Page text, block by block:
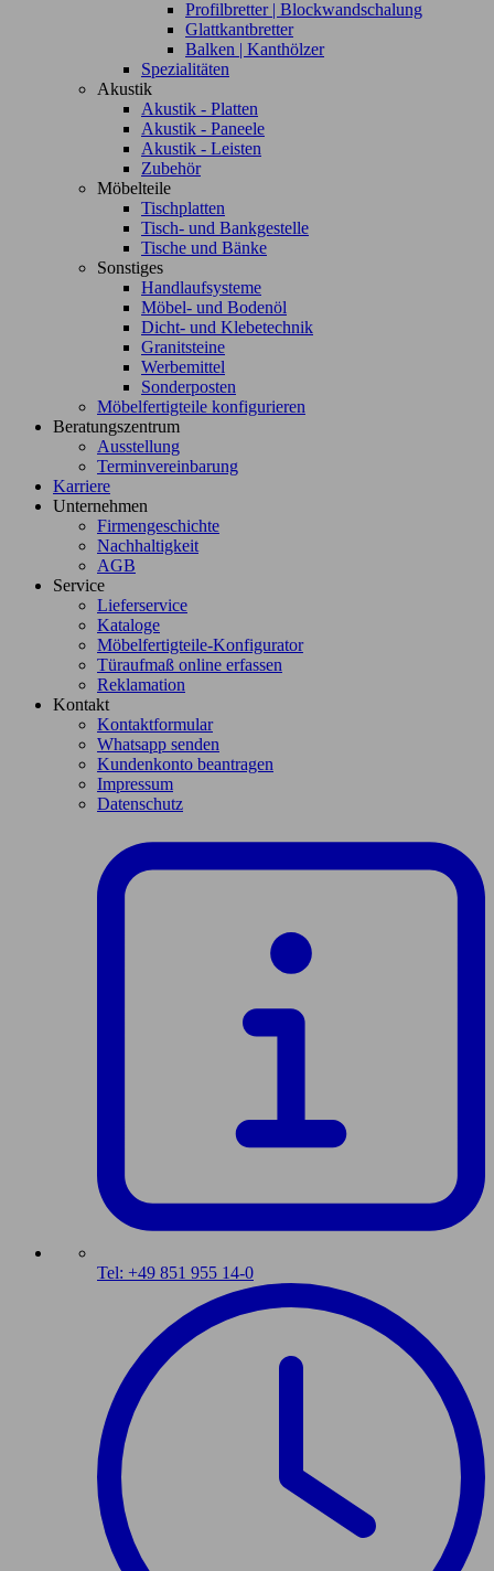
Profilbretter | Blockwandschalung
Glattkantbretter
Balken | Kanthölzer
Spezialitäten
Akustik
Akustik - Platten
Akustik - Paneele
Akustik - Leisten
Zubehör
Möbelteile
Tischplatten
Tisch- und Bankgestelle
Tische und Bänke
Sonstiges
Handlaufsysteme
Möbel- und Bodenöl
Dicht- und Klebetechnik
Granitsteine
Werbemittel
Sonderposten
Möbelfertigteile konfigurieren
Beratungszentrum
Ausstellung
Terminvereinbarung
Karriere
Unternehmen
Firmengeschichte
Nachhaltigkeit
AGB
Service
Lieferservice
Kataloge
Möbelfertigteile-Konfigurator
Türaufmaß online erfassen
Reklamation
Kontakt
Kontaktformular
Whatsapp senden
Kundenkonto beantragen
Impressum
Datenschutz
Tel: +49 851 955 14-0